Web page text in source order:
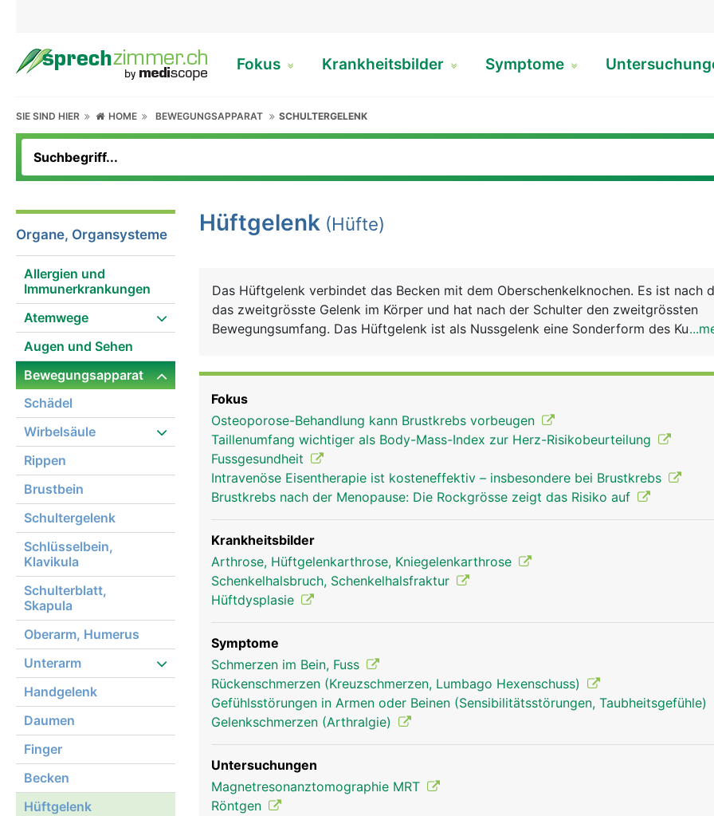
Fokus Krankheitsbilder Symptome
SIE SIND HIER HOME BEWEGUNGSAPPARAT SCHULTERGELENK
Organe, Organsysteme
Allergien und
Immunerkrankungen
Atemwege
Augen und Sehen
Bewegungsapparat
Schädel
Wirbelsäule
Rippen
Brustbein
Schultergelenk
Schlüsselbein,
Klavikula
Schulterblatt,
Skapula
Oberarm, Humerus
Unterarm
Handgelenk
Daumen
Finger
Becken
Hüftgelenk
Hüftgelenk (Hüfte)
Das Hüftgelenk verbindet das Becken mit dem Oberschenkelknochen. Es ist nach
das zweitgrösste Gelenk im Körper und hat nach der Schulter den zweitgrössten
Bewegungsumfang. Das Hüftgelenk ist als Nussgelenk eine Sonderform des
Gelenkknorpel bezogen und in Gelenkschmiere eingebettet. Das Hüftgelenk wird
festen Gelenkkapsel umgeben und durch kräftige Bänder und den umliegenden
stabilisiert. Die Bewegung des Beines wird durch das Zusammenspiel von Gelenk,
und Muskeln ermöglicht.
Hüftgelenk Frau
Fokus
Osteoporose-Behandlung kann Brustkrebs vorbeugen
Taillenumfang wichtiger als Body-Mass-Index zur Herz-Risikobeurteilung
Fussgesundheit
Intravenöse Eisentherapie ist kosteneffektiv – insbesondere bei Brustkrebs
Brustkrebs nach der Menopause: Die Rockgrösse zeigt das Risiko auf
Krankheitsbilder
Arthrose, Hüftgelenkarthrose, Kniegelenkarthrose
Schenkelhalsbruch, Schenkelhalsfraktur
Hüftdysplasie
Symptome
Schmerzen im Bein, Fuss
Rückenschmerzen (Kreuzschmerzen, Lumbago Hexenschuss)
Gefühlsstörungen in Armen oder Beinen (Sensibilitätsstörungen, Taubheitsgefühle)
Gelenkschmerzen (Arthralgie)
Untersuchungen
Magnetresonanztomographie MRT
Röntgen